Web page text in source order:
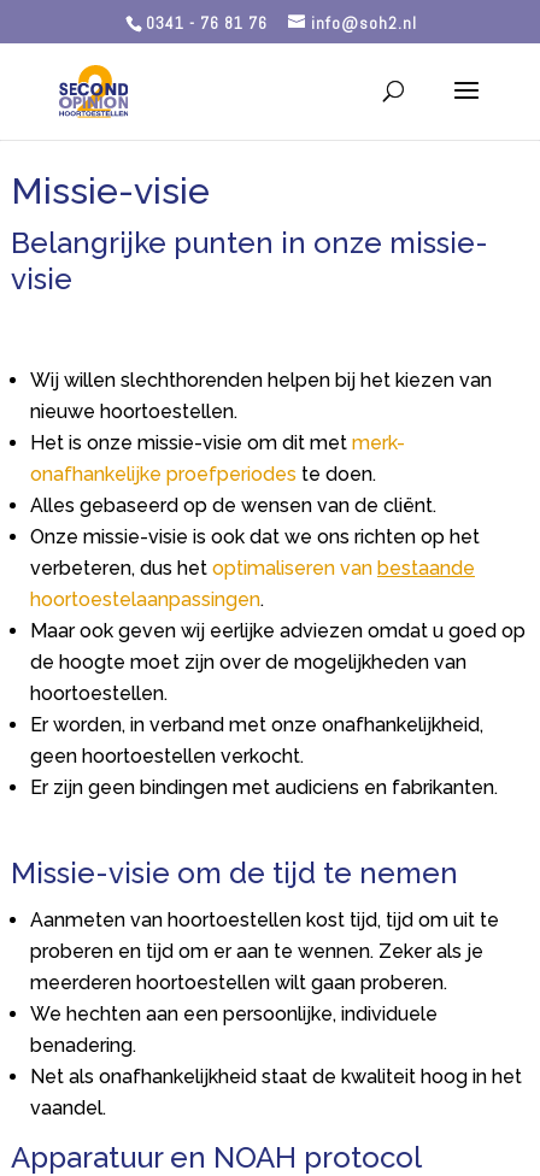
0341 - 76 81 76 info@soh2.nl
Missie-visie
Belangrijke punten in onze missie-
visie
Wij willen slechthorenden helpen bij het kiezen van
nieuwe hoortoestellen.
Het is onze missie-visie om dit met merk-
onafhankelijke proefperiodes te doen.
Alles gebaseerd op de wensen van de cliënt.
Onze missie-visie is ook dat we ons richten op het
verbeteren, dus het optimaliseren van bestaande
hoortoestelaanpassingen.
Maar ook geven wij eerlijke adviezen omdat u goed op
de hoogte moet zijn over de mogelijkheden van
hoortoestellen.
Er worden, in verband met onze onafhankelijkheid,
geen hoortoestellen verkocht.
Er zijn geen bindingen met audiciens en fabrikanten.
Missie-visie om de tijd te nemen
Aanmeten van hoortoestellen kost tijd, tijd om uit te
proberen en tijd om er aan te wennen. Zeker als je
meerderen hoortoestellen wilt gaan proberen.
We hechten aan een persoonlijke, individuele
benadering.
Net als onafhankelijkheid staat de kwaliteit hoog in het
vaandel.
Apparatuur en NOAH protocol